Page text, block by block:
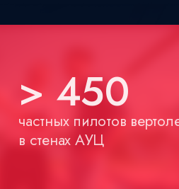
> 450
частных пилотов
в стенах АУЦ